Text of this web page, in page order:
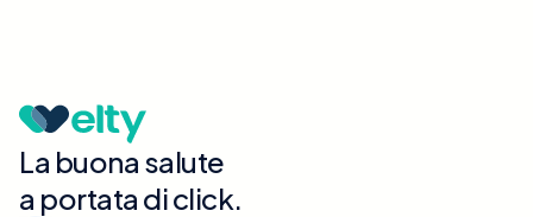
La buona salute
a portata di click.